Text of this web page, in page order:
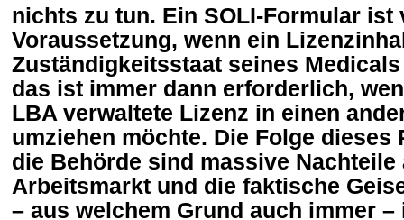
nichts zu tun. Ein SOLI-Formular ist
Voraussetzung, wenn ein
Zuständigkeitsstaat seines
das ist immer dann erforderlich,
LBA verwaltete Lizenz in einen
umziehen möchte. Die Folge
die Behörde sind massive
Arbeitsmarkt und die faktische
– aus welchem Grund auch immer